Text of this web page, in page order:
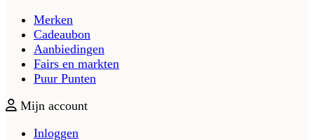
Merken
Cadeaubon
Aanbiedingen
Fairs en markten
Puur Punten
Mijn account
Inloggen